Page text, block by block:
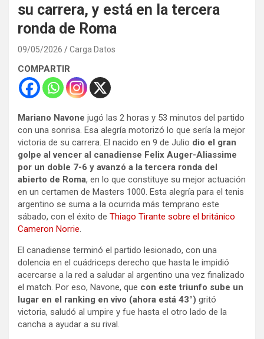
su carrera, y está en la tercera
ronda de Roma
09/05/2026 Carga Datos
COMPARTIR
Mariano Navone jugó las 2 horas y 53 minutos del partido
con una sonrisa. Esa alegría motorizó lo que sería la mejor
victoria de su carrera. El nacido en 9 de Julio dio el gran
golpe al vencer al canadiense Felix Auger-Aliassime
por un doble 7-6 y avanzó a la tercera ronda del
abierto de Roma, en lo que constituye su mejor actuación
en un certamen de Masters 1000. Esta alegría para el tenis
argentino se suma a la ocurrida más temprano este
sábado, con el éxito de Thiago Tirante sobre el británico
Cameron Norrie
El canadiense terminó el partido lesionado, con una
dolencia en el cuádriceps derecho que hasta le impidió
acercarse a la red a saludar al argentino una vez finalizado
el match. Por eso, Navone, que con este triunfo sube un
lugar en el ranking en vivo (ahora está 43°) gritó
victoria, saludó al umpire y fue hasta el otro lado de la
cancha a ayudar a su rival.